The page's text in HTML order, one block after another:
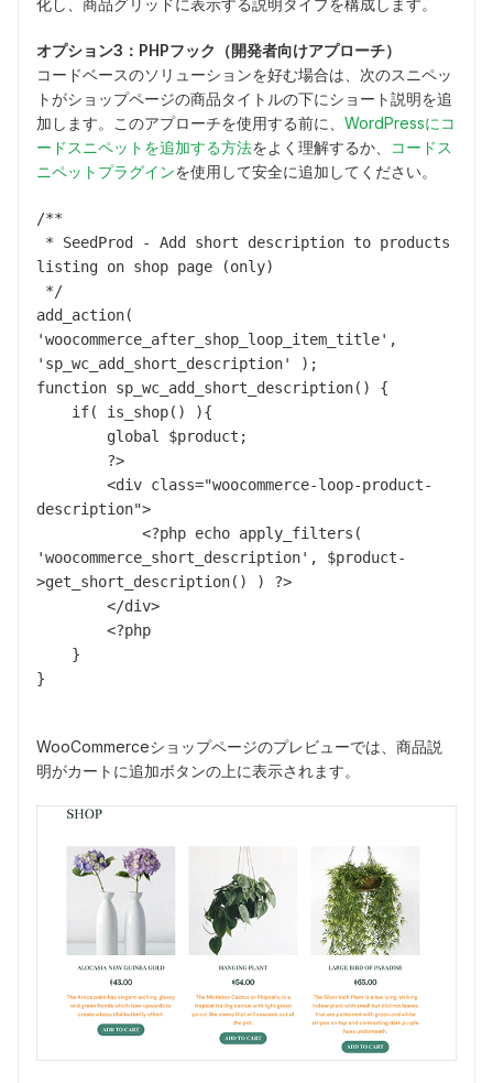
化し、商品グリッドに表示する説明タイプを構成します。
オプション3：PHPフック（開発者向けアプローチ）
コードベースのソリューションを好む場合は、次のスニペッ
トがショップページの商品タイトルの下にショート説明を追
加します。このアプローチを使用する前に、 WordPressにコ
ードスニペットを追加する方法をよく理解するか、
コードス
ニペットプラグインを使用して安全に追加してください。
/**
listing on shop page (only)
add_action(
'woocommerce_after_shop_loop_item_title',
'sp_wc_add_short_description' );
function sp_wc_add_short_description() {
description">
'woocommerce_short_description', $product-
>get_short_description() ) ?>
}
WooCommerceショップページのプレビューでは、商品説
明がカートに追加ボタンの上に表示されます。